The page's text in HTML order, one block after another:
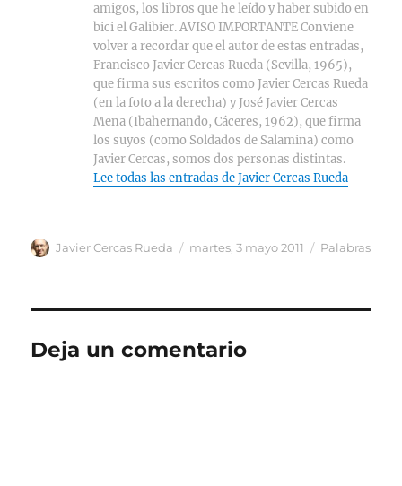
amigos, los libros que he leído y haber subido en
bici el Galibier. AVISO IMPORTANTE Conviene
volver a recordar que el autor de estas entradas,
Francisco Javier Cercas Rueda (Sevilla, 1965),
que firma sus escritos como Javier Cercas Rueda
(en la foto a la derecha) y José Javier Cercas
Mena (Ibahernando, Cáceres, 1962), que firma
los suyos (como Soldados de Salamina) como
Javier Cercas, somos dos personas distintas.
Lee todas las entradas de Javier Cercas Rueda
Autor
Javier Cercas Rueda
Publicado
martes, 3 mayo 2011 Categorías
Palabras
Deja un comentario